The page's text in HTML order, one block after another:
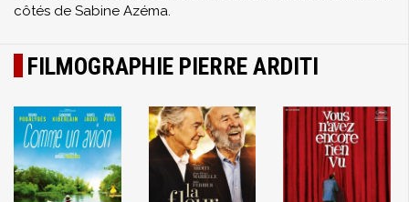
côtés de Sabine Azéma.
FILMOGRAPHIE PIERRE ARDITI